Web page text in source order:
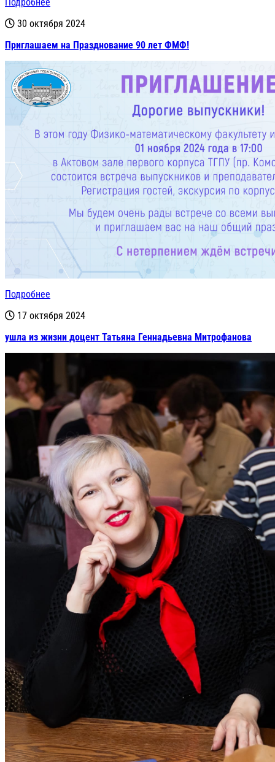
30 октября 2024
Приглашаем на Празднование 90 лет ФМФ!
Подробнее
17 октября 2024
ушла из жизни доцент Татьяна Геннадьевна Митрофанова